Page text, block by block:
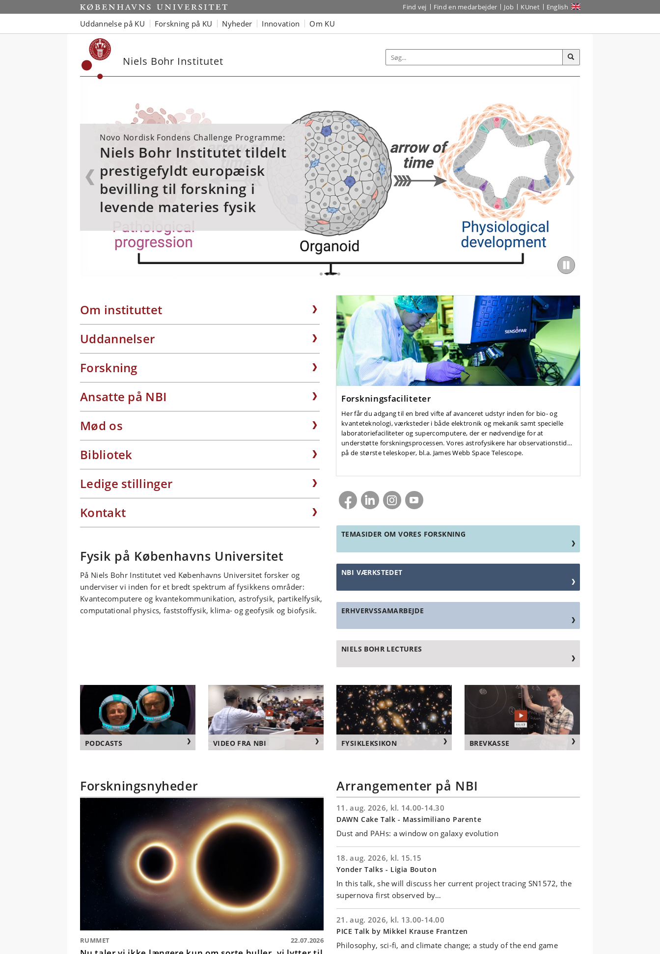
Start Find vej Find en medarbejder Job KUnet English
Uddannelse på KU Forskning på KU Nyheder Innovation Om KU
Niels Bohr Institutet
Ligia Bouton udforsker tid gennem skulptur og fotografi.
Novo Nordisk Fondens Challenge Programme:
Niels Bohr Institutet tildelt
prestigefyldt europæisk
bevilling til forskning i
levende materies fysik
Ny model for mørk energi omskriver Universets skæbne
Om instituttet
Uddannelser
Forskning
Ansatte på NBI
Mød os
Bibliotek
Ledige stillinger
Kontakt
Fysik på Københavns Universitet
På Niels Bohr Institutet ved Københavns Universitet forsker og
underviser vi inden for et bredt spektrum af fysikkens områder:
Kvantecomputere og kvantekommunikation, astrofysik, partikelfysik,
computational physics, faststoffysik, klima- og geofysik og biofysik.
Forskningsfaciliteter
Her får du adgang til en bred vifte af avanceret udstyr inden for bio- og
kvanteteknologi, værksteder i både elektronik og mekanik samt specielle
laboratoriefaciliteter og supercomputere, der er nødvendige for at
understøtte forskningsprocessen. Vores astrofysikere har observationstid
på de største teleskoper, bl.a. James Webb Space Telescope.
TEMASIDER OM VORES FORSKNING
NBI VÆRKSTEDET
ERHVERVSSAMARBEJDE
NIELS BOHR LECTURES
PODCASTS VIDEO FRA NBI FYSIKLEKSIKON BREVKASSE
Forskningsnyheder
RUMMET 22.07.2026
Arrangementer på NBI
11. aug. 2026, kl. 14.00-14.30
DAWN Cake Talk - Massimiliano Parente
Dust and PAHs: a window on galaxy evolution
18. aug. 2026, kl. 15.15
Yonder Talks - Ligia Bouton
In this talk, she will discuss her current project tracing SN1572, the
supernova first observed by…
21. aug. 2026, kl. 13.00-14.00
PICE Talk by Mikkel Krause Frantzen
Philosophy, sci-fi, and climate change; a study of the end game